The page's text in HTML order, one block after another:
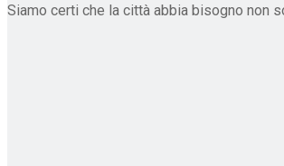
Siamo certi che la città abbia bisogno non